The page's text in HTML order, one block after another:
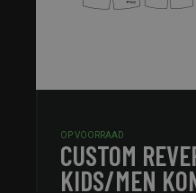
OP VOORRAAD
CUSTOM
KIDS/MEN